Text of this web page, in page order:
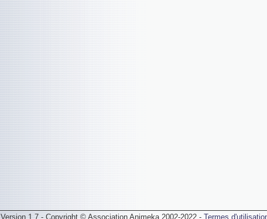
Version 1.7 - Copyright © Association Animeka 2002-2022 - Termes